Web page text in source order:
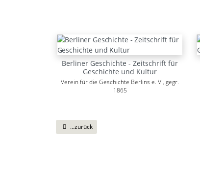
Berliner Geschichte - Zeitschrift für
Geschichte und Kultur
Verein für die Geschichte Berlins e. V., gegr.
1865
...zurück